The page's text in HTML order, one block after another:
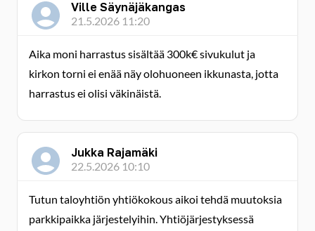
Ville Säynäjäkangas
21.5.2026 11:20
Aika moni harrastus sisältää 300k€ sivukulut ja
kirkon torni ei enää näy olohuoneen ikkunasta, jotta
harrastus ei olisi väkinäistä.
Jukka Rajamäki
22.5.2026 10:10
Tutun taloyhtiön yhtiökokous aikoi tehdä muutoksia
parkkipaikka järjestelyihin. Yhtiöjärjestyksessä